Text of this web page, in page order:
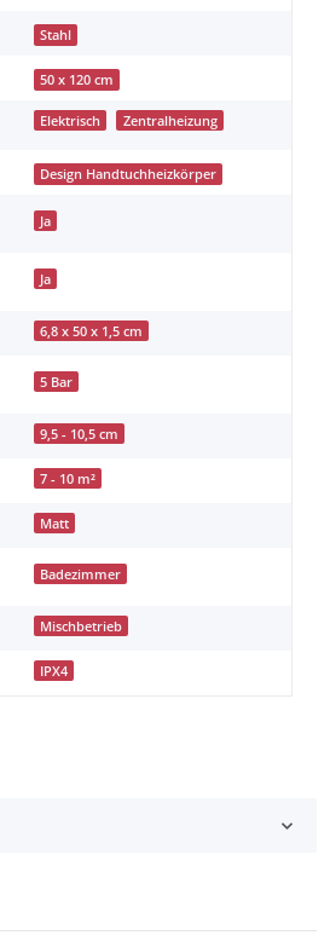
Stahl
50 x 120 cm
Elektrisch Zentralheizung
Design Handtuchheizkörper
Ja
Ja
6,8 x 50 x 1,5 cm
5 Bar
9,5 - 10,5 cm
7 - 10 m²
Matt
Badezimmer
Mischbetrieb
IPX4